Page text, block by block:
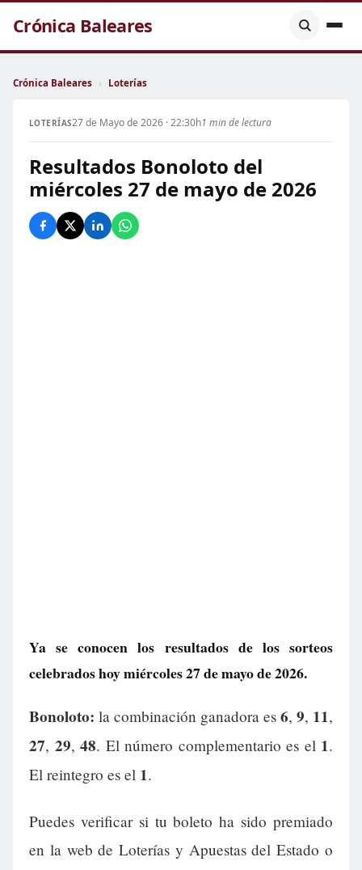
Crónica Baleares
Crónica Baleares › Loterías
LOTERÍAS27 de Mayo de 2026 · 22:30h1 min de lectura
Resultados Bonoloto del
miércoles 27 de mayo de 2026
Ya se conocen los resultados de los sorteos
celebrados hoy miércoles 27 de mayo de 2026.
Bonoloto: la combinación ganadora es 6, 9, 11,
27, 29, 48. El número complementario es el 1.
El reintegro es el 1.
Puedes verificar si tu boleto ha sido premiado
en la web de Loterías y Apuestas del Estado o